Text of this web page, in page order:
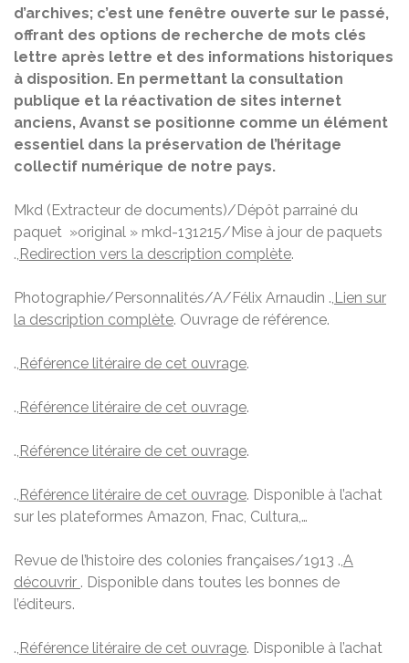
d’archives; c’est une fenêtre ouverte sur le passé,
offrant des options de recherche de mots clés
lettre après lettre et des informations historiques
à disposition. En permettant la consultation
publique et la réactivation de sites internet
anciens, Avanst se positionne comme un élément
essentiel dans la préservation de l’héritage
collectif numérique de notre pays.
Mkd (Extracteur de documents)/Dépôt parrainé du
paquet »original » mkd-131215/Mise à jour de paquets
., Redirection vers la description complète.
Photographie/Personnalités/A/Félix Arnaudin ., Lien sur
la description complète. Ouvrage de référence.
., Référence litéraire de cet ouvrage.
., Référence litéraire de cet ouvrage.
., Référence litéraire de cet ouvrage.
., Référence litéraire de cet ouvrage. Disponible à l’achat
sur les plateformes Amazon, Fnac, Cultura,…
Revue de l’histoire des colonies françaises/1913 ., A
découvrir . Disponible dans toutes les bonnes de
l’éditeurs.
., Référence litéraire de cet ouvrage. Disponible à l’achat